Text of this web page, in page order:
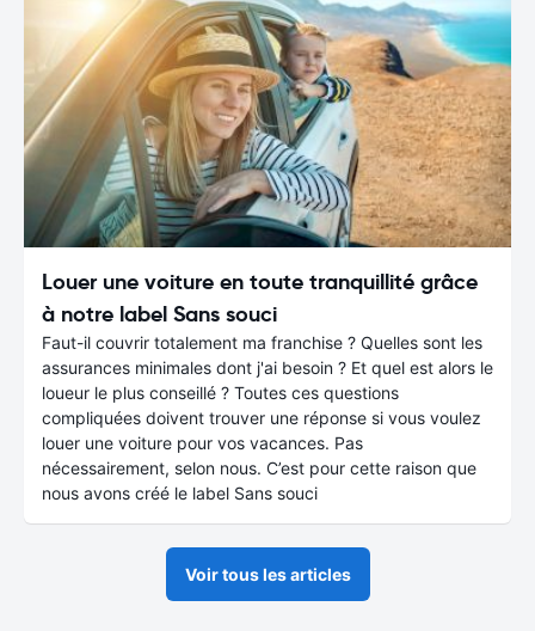
Louer une voiture en toute tranquillité grâce
à notre label Sans souci
Faut-il couvrir totalement ma franchise ? Quelles sont les
assurances minimales dont j'ai besoin ? Et quel est alors le
loueur le plus conseillé ? Toutes ces questions
compliquées doivent trouver une réponse si vous voulez
louer une voiture pour vos vacances. Pas
nécessairement, selon nous. C’est pour cette raison que
nous avons créé le label Sans souci
Voir tous les articles